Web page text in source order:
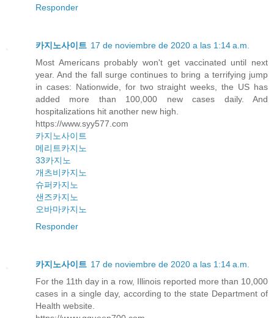
Responder
카지노사이트 17 de noviembre de 2020 a las 1:14 a.m.
Most Americans probably won't get vaccinated until next
year. And the fall surge continues to bring a terrifying jump
in cases: Nationwide, for two straight weeks, the US has
added more than 100,000 new cases daily. And
hospitalizations hit another new high.
https://www.syy577.com
카지노사이트
메리트카지노
33카지노
개츠비카지노
슈퍼카지노
샌즈카지노
오바마카지노
Responder
카지노사이트 17 de noviembre de 2020 a las 1:14 a.m.
For the 11th day in a row, Illinois reported more than 10,000
cases in a single day, according to the state Department of
Health website.